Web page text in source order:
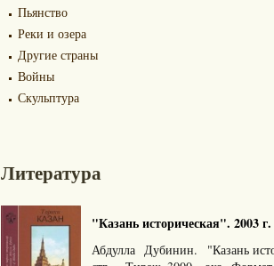
Пьянство
Реки и озера
Другие страны
Войны
Скульптура
Литература
"Казань историческая". 2003 г.
Абдулла Дубинин. "Казань